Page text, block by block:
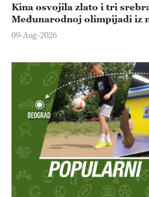
Kina osvojila zlato i tri
Međunarodnoj olimpijadi iz
09-Aug-2026